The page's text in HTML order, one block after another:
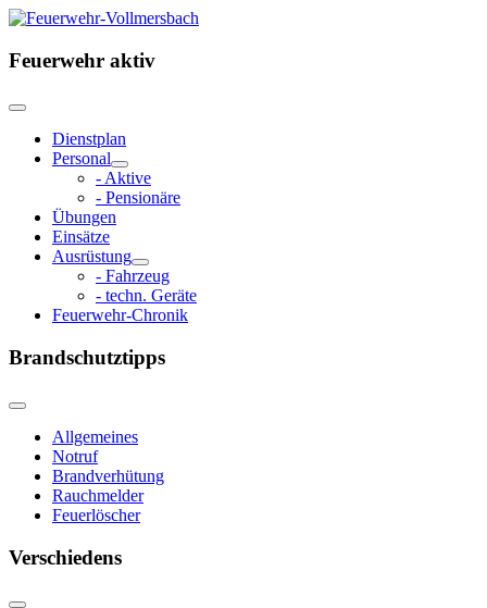
Feuerwehr aktiv
Dienstplan
Personal
- Aktive
- Pensionäre
Übungen
Einsätze
Ausrüstung
- Fahrzeug
- techn. Geräte
Feuerwehr-Chronik
Brandschutztipps
Allgemeines
Notruf
Brandverhütung
Rauchmelder
Feuerlöscher
Verschiedens